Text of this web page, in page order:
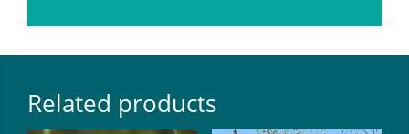
Related products